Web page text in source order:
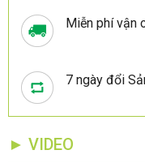
Miễn phí vận
7 ngày đổi
► VIDEO